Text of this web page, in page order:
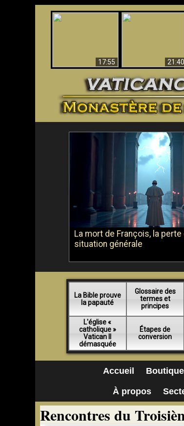
17:55
21:40
La mort de François, la
situation générale
La Bible prouve
la papauté
Glossaire des
termes et
principes
L'église «
catholique »
Vatican II
démasquée
Étapes de
conversion
Accueil
À propos
Rencontres du